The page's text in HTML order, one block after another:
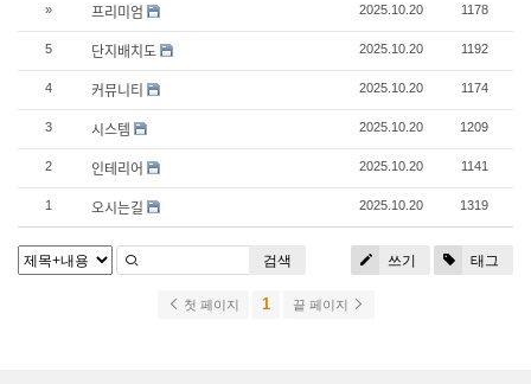
» 프리미엄 2025.10.20 1178
5 단지배치도 2025.10.20 1192
4 커뮤니티 2025.10.20 1174
3 시스템 2025.10.20 1209
2 인테리어 2025.10.20 1141
1 오시는길 2025.10.20 1319
쓰기 태그
검색
첫 페이지 1 끝 페이지